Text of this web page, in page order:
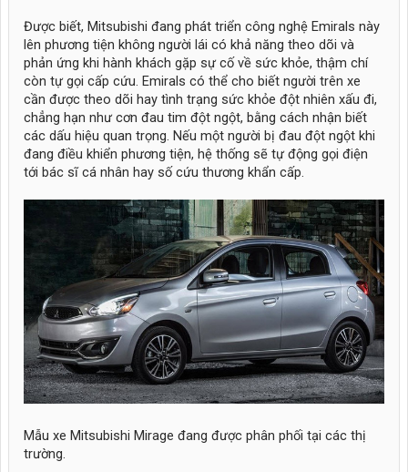
Được biết, Mitsubishi đang phát triển công nghệ Emirals này
lên phương tiện không người lái có khả năng theo dõi và
phản ứng khi hành khách gặp sự cố về sức khỏe, thậm chí
còn tự gọi cấp cứu. Emirals có thể cho biết người trên xe
cần được theo dõi hay tình trạng sức khỏe đột nhiên xấu đi,
chẳng hạn như cơn đau tim đột ngột, bằng cách nhận biết
các dấu hiệu quan trọng. Nếu một người bị đau đột ngột khi
đang điều khiển phương tiện, hệ thống sẽ tự động gọi điện
tới bác sĩ cá nhân hay số cứu thương khẩn cấp.
Mẫu xe Mitsubishi Mirage đang được phân phối tại các thị
trường.